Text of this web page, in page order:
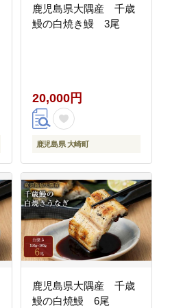
鹿児島県大隅産 千歳
鰻の白焼き鰻 3尾
20,000円
鹿児島県 大崎町
鹿児島県大隅産 千歳
鰻の白焼鰻 6尾